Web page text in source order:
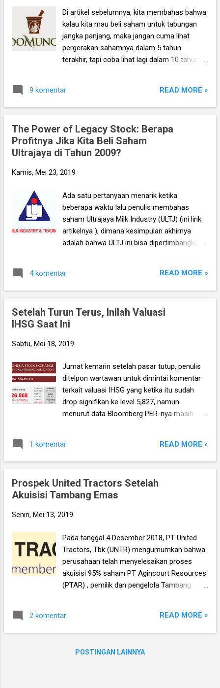
Di artikel sebelumnya, kita membahas bahwa
kalau kita mau beli saham untuk tabungan
jangka panjang, maka jangan cuma lihat
pergerakan sahamnya dalam 5 tahun
terakhir, tapi coba lihat lagi dalam 10 tahun
dalam 10 tahun terakhir profitnya total
mencapai 7 - 8 kali lipat. Namun disisi lain,
di tahun 2014 dan bukannya 2009, kemudian
tetap hold sampai hari ini, maka tetap saja
profitnya cuma 20% diluar dividen. Jadi
kondisi ‘hold too long for nothing’ seperti
disini (sebaiknya baca dulu biar nyambung
ceritanya).
9 komentar READ MORE »
The Power of Legacy Stock: Berapa
Profitnya Jika Kita Beli Saham
Ultrajaya di Tahun 2009?
Kamis, Mei 23, 2019
Ada satu pertanyaan menarik ketika
beberapa waktu lalu penulis membahas
saham Ultrajaya Milk Industry (ULTJ) (ini link
artikelnya ), dimana kesimpulan akhirnya
adalah bahwa ULTJ ini bisa dipertimbangkan
Sunendar, sebagai legacy stock yang bisa di-
hold as long as possible. Problemnya, dalam
secara keseluruhan hanya naik dari 1,000 ke
1,200, sehingga total gain-nya hanya sekitar
rendah dibanding beberapa saham long term
Bank BRI (BBRI). Jadi pertanyaannya
kemudian, apa benar bahwa ULTJ ini bagus
untuk long term? Karena kalaupun kita
katakan bahwa sahamnya aman/ low risk,
tapi profit segitu dalam jangka waktu selama
4 komentar READ MORE »
Setelah Turun Terus, Inilah Valuasi
IHSG Saat Ini
Sabtu, Mei 18, 2019
Jumat kemarin setelah pasar tutup, penulis
ditelpon wartawan untuk dimintai komentar
terkait valuasi IHSG yang ketika itu sudah
drop signifikan ke level 5,827, namun
menurut data Bloomberg PER-nya masih
turun cukup dalam dibanding posisi
tertingginya di tahun 2019 ini (dari 6,548 ke
value investing maka IHSG masih bisa turun
lagi, karena saham-saham di BEI belum
demikian? Bahwa valuasi Bank BCA dkk
1 komentar READ MORE »
Prospek United Tractors Setelah
Akuisisi Tambang Emas
Senin, Mei 13, 2019
Pada tanggal 4 Desember 2018, PT United
Tractors, Tbk (UNTR) mengumumkan bahwa
perusahaan telah menyelesaikan proses
akuisisi 95% saham PT Agincourt Resources
(PTAR) , pemilik dan pengelola Tambang
punya lima segmen usaha yakni penjualan
alat-alat berat, kontraktor tambang, tambang
emas, dimana dua segmen yang disebut
2 komentar READ MORE »
POSTINGAN LAINNYA